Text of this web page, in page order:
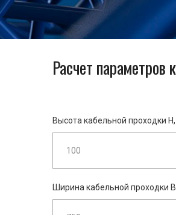
Расчет
Высота кабельной проходки
Ширина кабельной проходки